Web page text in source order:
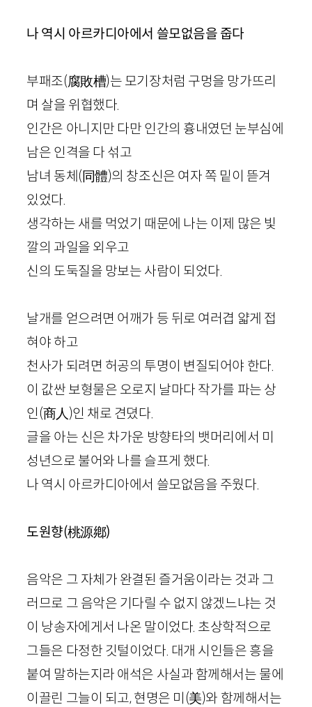
나 역시 아르카디아에서 쓸모없음을 줍다
부패조(腐敗槽)는 모기장처럼 구멍을 망가뜨리
며 살을 위협했다.
인간은 아니지만 다만 인간의 흉내였던 눈부심에
남은 인격을 다 섞고
남녀 동체(同體)의 창조신은 여자 쪽 밑이 뜯겨
있었다.
생각하는 새를 먹었기 때문에 나는 이제 많은 빛
깔의 과일을 외우고
신의 도둑질을 망보는 사람이 되었다.
날개를 얻으려면 어깨가 등 뒤로 여러겹 얇게 접
혀야 하고
천사가 되려면 허공의 투명이 변질되어야 한다.
이 값싼 보형물은 오로지 날마다 작가를 파는 상
인(商人)인 채로 견뎠다.
글을 아는 신은 차가운 방향타의 뱃머리에서 미
성년으로 불어와 나를 슬프게 했다.
나 역시 아르카디아에서 쓸모없음을 주웠다.
도원향(桃源鄕)
음악은 그 자체가 완결된 즐거움이라는 것과 그
러므로 그 음악은 기다릴 수 없지 않겠느냐는 것
이 낭송자에게서 나온 말이었다. 초상학적으로
그들은 다정한 깃털이었다. 대개 시인들은 흥을
붙여 말하는지라 애석은 사실과 함께해서는 물에
이끌린 그늘이 되고, 현명은 미(美)와 함께해서는